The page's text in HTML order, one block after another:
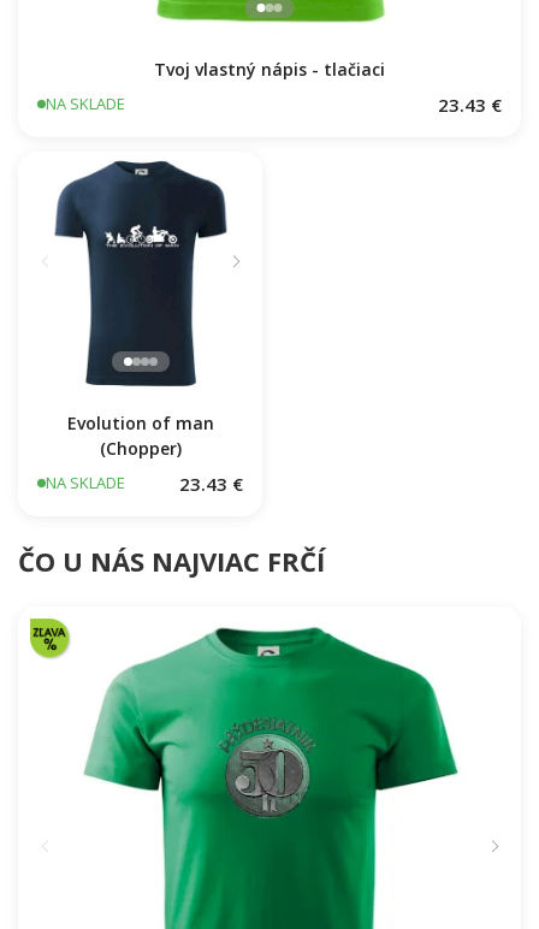
Tvoj vlastný nápis - tlačiaci
NA SKLADE 23.43 €
Evolution of man
(Chopper)
NA SKLADE 23.43 €
ČO U NÁS NAJVIAC FRČÍ